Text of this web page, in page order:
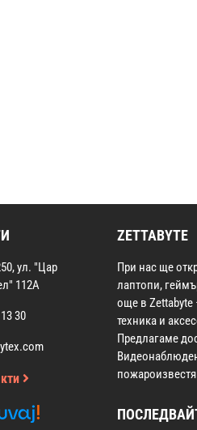
ул. "Цар
112А
30
ZETTABYTE
При нас ще
лаптопи,
още в
техника и
Предлагаме